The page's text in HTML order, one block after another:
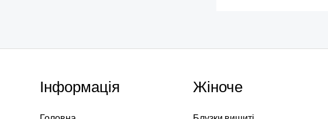
Інформація Жіноче